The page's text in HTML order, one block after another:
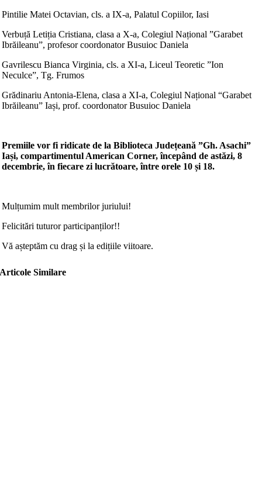
Pintilie Matei Octavian, cls. a IX-a, Palatul Copiilor, Iasi
Verbuță Letiția Cristiana, clasa a X-a, Colegiul Național ”Garabet
Ibrăileanu”, profesor coordonator Busuioc Daniela
Gavrilescu Bianca Virginia, cls. a XI-a, Liceul Teoretic ”Ion
Neculce”, Tg. Frumos
Grădinariu Antonia-Elena, clasa a XI-a, Colegiul Național “Garabet
Ibrăileanu” Iași, prof. coordonator Busuioc Daniela
Premiile vor fi ridicate de la Biblioteca Județeană ”Gh. Asachi”
Iași, compartimentul American Corner, începând de astăzi, 8
decembrie, în fiecare zi lucrătoare, între orele 10 și 18.
Mulțumim mult membrilor juriului!
Felicitări tuturor participanților!!
Vă așteptăm cu drag și la edițiile viitoare.
Articole Similare